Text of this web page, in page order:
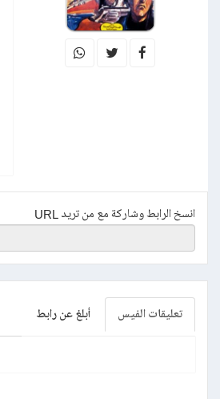
انسخ الرابط وشاركة مع من تريد URL
تعليقات الفيس أبلغ عن رابط